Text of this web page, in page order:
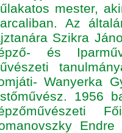
mester,
Az
Szikra
és
Wanyerka
1956